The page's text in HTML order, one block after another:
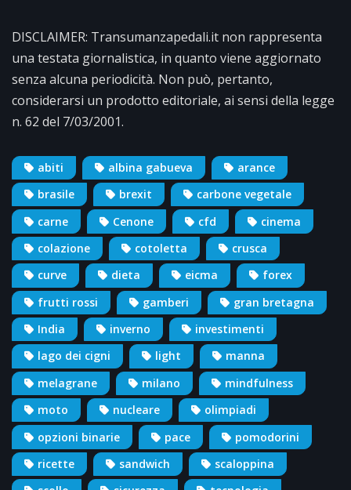
DISCLAIMER: Transumanzapedali.it non rappresenta
una testata giornalistica, in quanto viene aggiornato
senza alcuna periodicità. Non può, pertanto,
considerarsi un prodotto editoriale, ai sensi della legge
n. 62 del 7/03/2001.
abiti albina gabueva
arance
brasile
brexit
carbone vegetale
carne
Cenone cfd
cinema
colazione
cotoletta
crusca
curve
dieta eicma
forex
frutti rossi
gamberi
gran bretagna
India
inverno
investimenti
lago dei cigni
light
manna
melagrane
milano
mindfulness
moto
nucleare
olimpiadi
opzioni binarie
pace
pomodorini
ricette
sandwich
scaloppina